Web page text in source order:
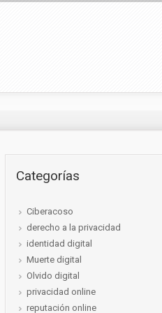
Categorías
Ciberacoso
derecho a la privacidad
identidad digital
Muerte digital
Olvido digital
privacidad online
reputación online